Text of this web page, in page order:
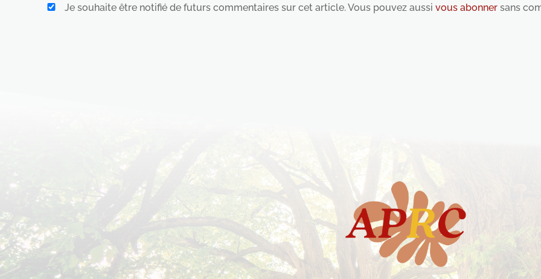
Je souhaite être notifié de futurs commentaires sur cet article. Vous pouvez aussi vous abonnersans